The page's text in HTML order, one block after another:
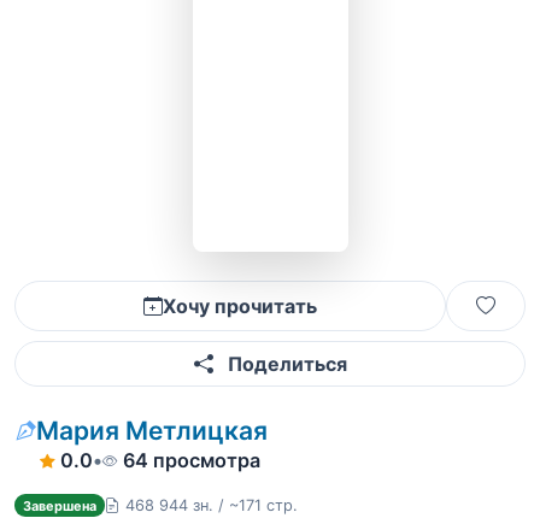
Хочу прочитать
Поделиться
Мария Метлицкая
0.0• 64 просмотра
Завершена
468 944 зн. / ~171 стр.